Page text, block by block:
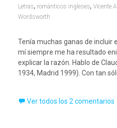
Letras, románticos ingleses, Vicente
Wordsworth
Tenía muchas ganas de incluir
mí siempre me ha resultado
explicar la razón. Hablo de
1934, Madrid 1999). Con tan
Ver todos los 2 comentarios